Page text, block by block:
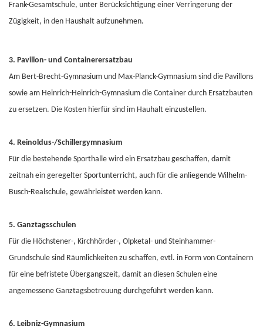
Frank-Gesamtschule, unter Berücksichtigung einer Verringerung der
Zügigkeit, in den Haushalt aufzunehmen.
3. Pavillon- und Containerersatzbau
Am Bert-Brecht-Gymnasium und Max-Planck-Gymnasium sind die Pavillons
sowie am Heinrich-Heinrich-Gymnasium die Container durch Ersatzbauten
zu ersetzen. Die Kosten hierfür sind im Hauhalt einzustellen.
4. Reinoldus-/Schillergymnasium
Für die bestehende Sporthalle wird ein Ersatzbau geschaffen, damit
zeitnah ein geregelter Sportunterricht, auch für die anliegende Wilhelm-
Busch-Realschule, gewährleistet werden kann.
5. Ganztagsschulen
Für die Höchstener-, Kirchhörder-, Olpketal- und Steinhammer-
Grundschule sind Räumlichkeiten zu schaffen, evtl. in Form von Containern
für eine befristete Übergangszeit, damit an diesen Schulen eine
angemessene Ganztagsbetreuung durchgeführt werden kann.
6. Leibniz-Gymnasium